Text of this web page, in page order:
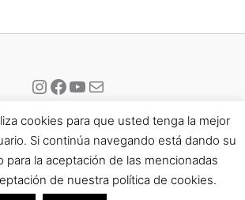
Instagram
Facebook
YouTube
Correo electrónico
© 2026 Eisport | Funciona gracias aTema
Astra para WordPress
cookies para que usted tenga la mejor
Si continúa navegando está dando su
para la aceptación de las mencionadas
de nuestra política de cookies.